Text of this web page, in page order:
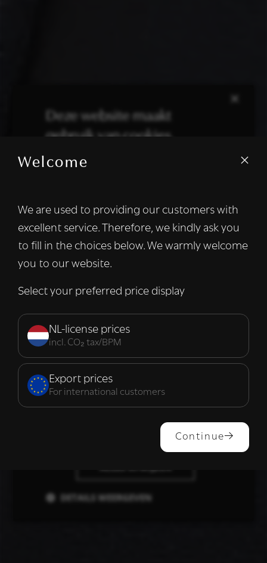
Welcome
We are used to providing our customers with
excellent service. Therefore, we kindly ask you
to fill in the choices below. We warmly welcome
you to our website.
Select your preferred price display
NL-license prices
incl. CO₂ tax/BPM
Export prices
For international customers
Continue
×
Deze website maakt
gebruik van cookies.
We gebruiken cookies om inhoud en
informatie over uw gebruik van onze site
met onze advertentie- en analysepartners,
die deze kunnen combineren met andere
informatie die u aan hen heeft verstrekt of
van hun diensten. Lees verder
Strikt
noodzakelijk
Prestatie Targeting
ALLES ACCEPTEREN
DETAILS WEERGEVEN